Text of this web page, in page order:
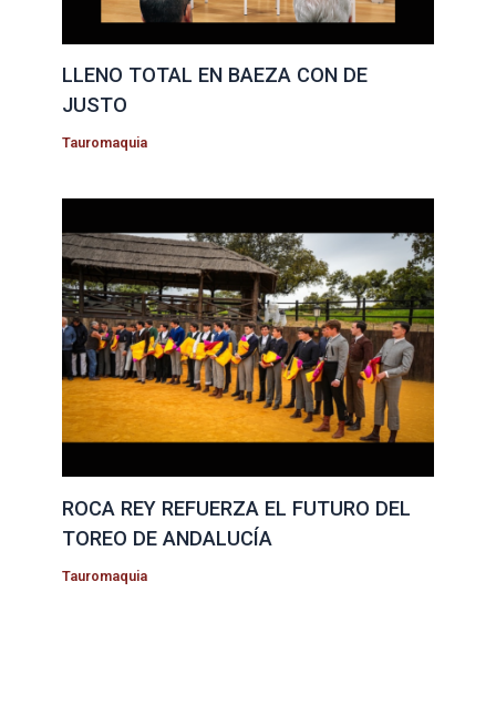
LLENO TOTAL EN BAEZA CON DE
JUSTO
Tauromaquia
ROCA REY REFUERZA EL FUTURO DEL
TOREO DE ANDALUCÍA
Tauromaquia